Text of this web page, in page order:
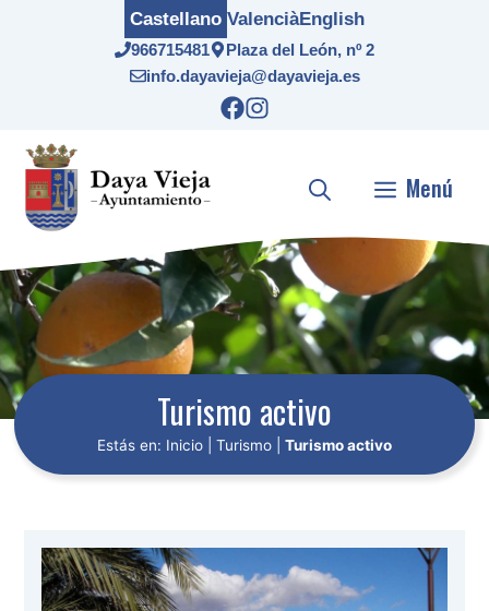
966715481
Plaza del León, nº 2
info.dayavieja@dayavieja.es
Castellano ValenciàEnglish
Menú
Turismo activo
Estás en: Inicio Turismo Turismo activo